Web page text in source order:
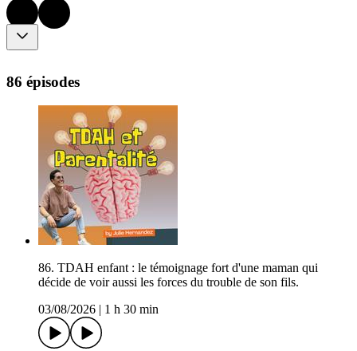
86 épisodes
86. TDAH enfant : le témoignage fort d'une maman qui
décide de voir aussi les forces du trouble de son fils.
03/08/2026
1 h 30 min